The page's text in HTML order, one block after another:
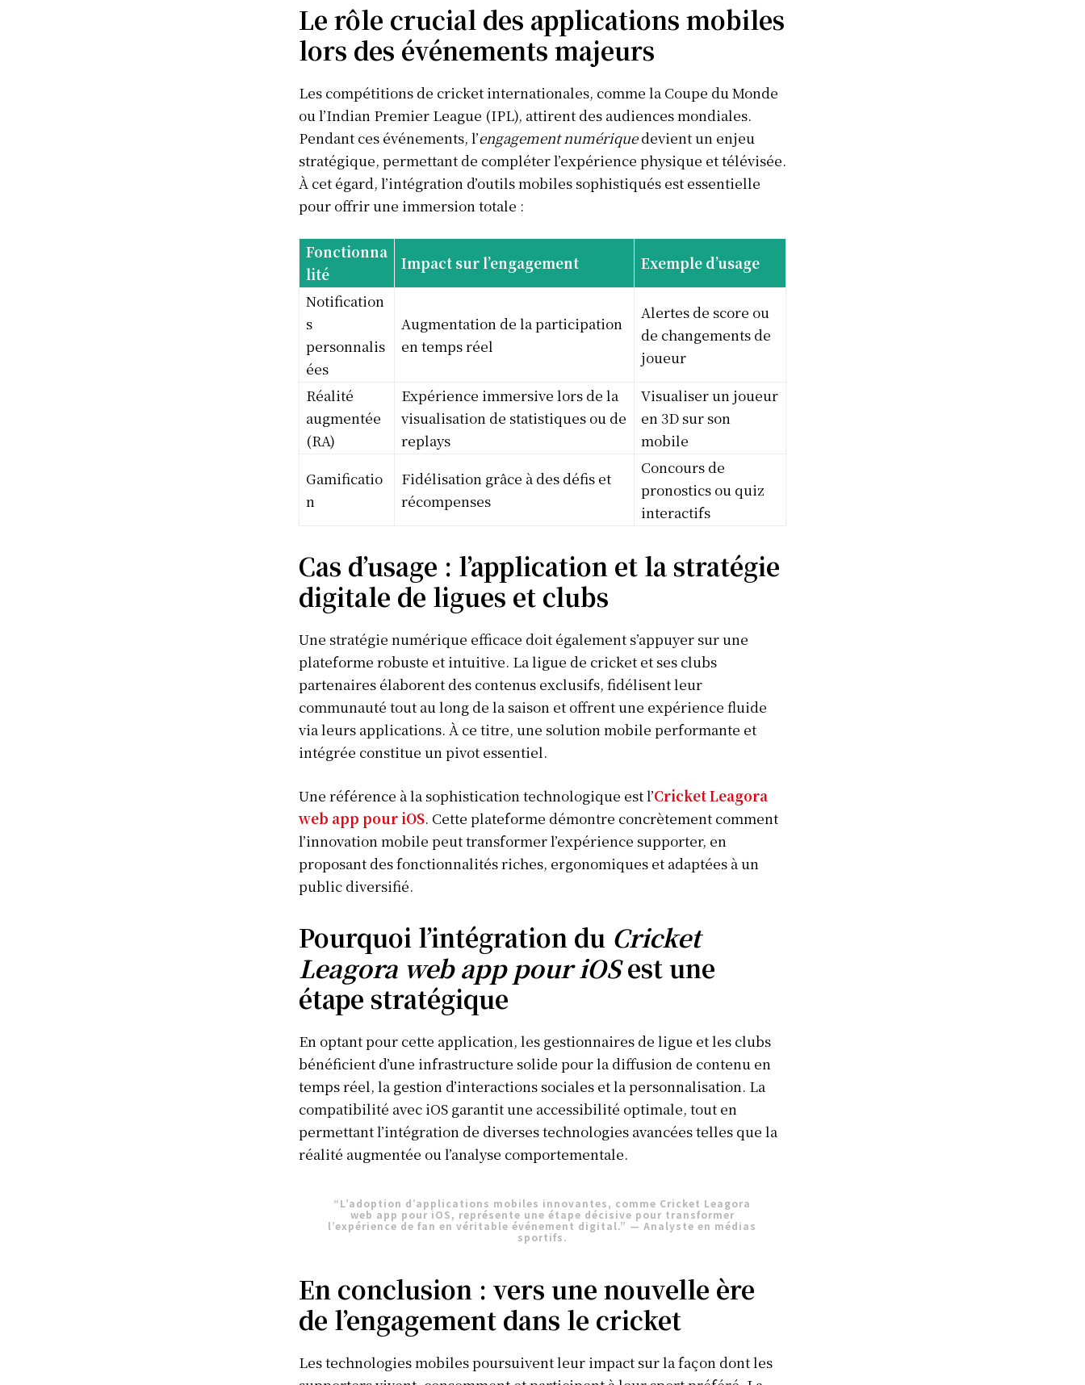
S'ABONNER
Info Du Net
Mon compte
Afrique
Asie
Le rôle crucial des applications mobiles
lors des événements majeurs
Les compétitions de cricket internationales, comme la Coupe du Monde
ou l’Indian Premier League (IPL), attirent des audiences mondiales.
Pendant ces événements, l’engagement numériquedevient un enjeu
stratégique, permettant de compléter l’expérience physique et télévisée.
À cet égard, l’intégration d’outils mobiles sophistiqués est essentielle
pour offrir une immersion totale :
Fonctionna
lité
Impact sur l’engagement
Exemple d’usage
Notification
s
personnalis
ées
Augmentation de la participation
en temps réel
Alertes de score ou
de changements de
joueur
Réalité
augmentée
(RA)
Expérience immersive lors de la
visualisation de statistiques ou de
replays
Visualiser un joueur
en 3D sur son
mobile
Gamificatio
n
Fidélisation grâce à des défis et
récompenses
Concours de
pronostics ou quiz
interactifs
Cas d’usage : l’application et la stratégie
digitale de ligues et clubs
Une stratégie numérique efficace doit également s’appuyer sur une
plateforme robuste et intuitive. La ligue de cricket et ses clubs
partenaires élaborent des contenus exclusifs, fidélisent leur
communauté tout au long de la saison et offrent une expérience fluide
via leurs applications. À ce titre, une solution mobile performante et
intégrée constitue un pivot essentiel.
Une référence à la sophistication technologique est l’Cricket Leagora
web app pour iOS. Cette plateforme démontre concrètement comment
l’innovation mobile peut transformer l’expérience supporter, en
proposant des fonctionnalités riches, ergonomiques et adaptées à un
public diversifié.
Pourquoi l’intégration du Cricket
Leagora web app pour iOSest une
étape stratégique
En optant pour cette application, les gestionnaires de ligue et les clubs
bénéficient d’une infrastructure solide pour la diffusion de contenu en
temps réel, la gestion d’interactions sociales et la personnalisation. La
compatibilité avec iOS garantit une accessibilité optimale, tout en
permettant l’intégration de diverses technologies avancées telles que la
réalité augmentée ou l’analyse comportementale.
“L’adoption d’applications mobiles innovantes, comme Cricket Leagora
web app pour iOS, représente une étape décisive pour transformer
l’expérience de fan en véritable événement digital.” — Analyste en médias
sportifs.
En conclusion : vers une nouvelle ère
de l’engagement dans le cricket
Les technologies mobiles poursuivent leur impact sur la façon dont les